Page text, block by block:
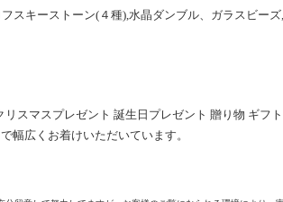
スキーストーン(４種),水晶ダンブル、ガラスビー
スマスプレゼント 誕生日プレゼント 贈り物 ギフ
幅広くお着けいただいています。